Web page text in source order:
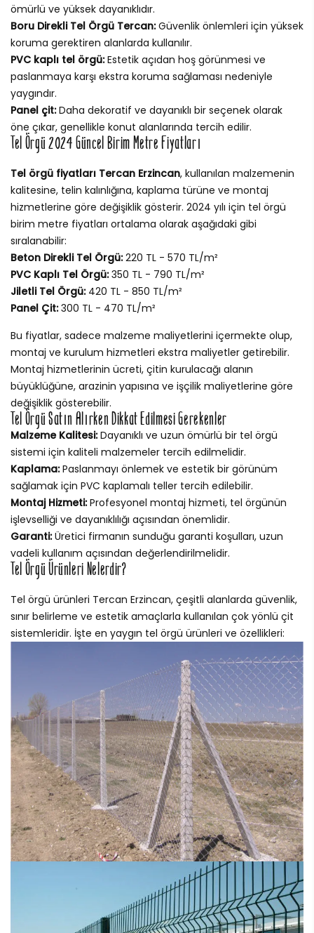
ömürlü ve yüksek dayanıklıdır.
Boru Direkli Tel Örgü Tercan:Güvenlik önlemleri için yüksek
koruma gerektiren alanlarda kullanılır.
PVC kaplı tel örgü:Estetik açıdan hoş görünmesi ve
paslanmaya karşı ekstra koruma sağlaması nedeniyle
yaygındır.
Panel çit:Daha dekoratif ve dayanıklı bir seçenek olarak
öne çıkar, genellikle konut alanlarında tercih edilir.
Tel Örgü 2024 Güncel Birim Metre Fiyatları
Tel örgü fiyatları Tercan Erzincan, kullanılan malzemenin
kalitesine, telin kalınlığına, kaplama türüne ve montaj
hizmetlerine göre değişiklik gösterir. 2024 yılı için tel örgü
birim metre fiyatları ortalama olarak aşağıdaki gibi
sıralanabilir:
Beton Direkli Tel Örgü:220 TL - 570 TL/m²
PVC Kaplı Tel Örgü:350 TL - 790 TL/m²
Jiletli Tel Örgü:420 TL - 850 TL/m²
Panel Çit:300 TL - 470 TL/m²
Bu fiyatlar, sadece malzeme maliyetlerini içermekte olup,
montaj ve kurulum hizmetleri ekstra maliyetler getirebilir.
Montaj hizmetlerinin ücreti, çitin kurulacağı alanın
büyüklüğüne, arazinin yapısına ve işçilik maliyetlerine göre
değişiklik gösterebilir.
Tel Örgü Satın Alırken Dikkat Edilmesi Gerekenler
Malzeme Kalitesi:Dayanıklı ve uzun ömürlü bir tel örgü
sistemi için kaliteli malzemeler tercih edilmelidir.
Kaplama:Paslanmayı önlemek ve estetik bir görünüm
sağlamak için PVC kaplamalı teller tercih edilebilir.
Montaj Hizmeti:Profesyonel montaj hizmeti, tel örgünün
işlevselliği ve dayanıklılığı açısından önemlidir.
Garanti:Üretici firmanın sunduğu garanti koşulları, uzun
vadeli kullanım açısından değerlendirilmelidir.
Tel Örgü Ürünleri Nelerdir?
Tel örgü ürünleri Tercan Erzincan, çeşitli alanlarda güvenlik,
sınır belirleme ve estetik amaçlarla kullanılan çok yönlü çit
sistemleridir. İşte en yaygın tel örgü ürünleri ve özellikleri: